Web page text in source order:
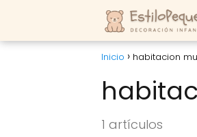
Inicio habitacion
1 artículos
HABITACIONES